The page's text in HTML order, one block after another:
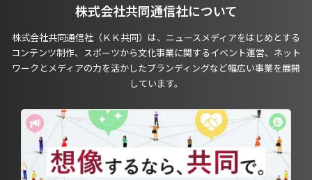
株式会社共同通信社について
株式会社共同通信社（ＫＫ共同）は、ニュースメディアをはじめとする
コンテンツ制作、スポーツから文化事業に関するイベント運営、ネット
ワークとメディアの力を活かしたブランディングなど幅広い事業を展開
しています。